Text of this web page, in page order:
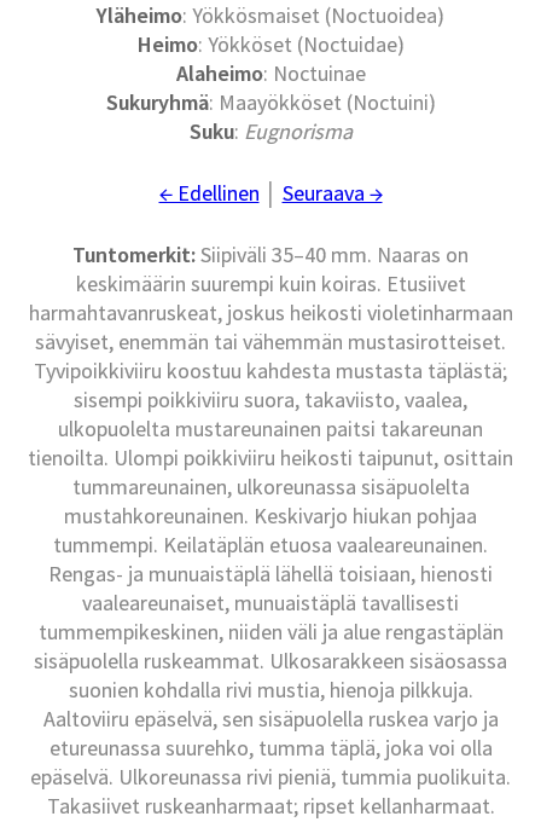
Yläheimo: Yökkösmaiset (Noctuoidea)
Heimo: Yökköset (Noctuidae)
Alaheimo: Noctuinae
Sukuryhmä: Maayökköset (Noctuini)
Suku: Eugnorisma
← Edellinen Seuraava →
Tuntomerkit:Siipiväli 35–40 mm. Naaras on
keskimäärin suurempi kuin koiras. Etusiivet
harmahtavanruskeat, joskus heikosti violetinharmaan
sävyiset, enemmän tai vähemmän mustasirotteiset.
Tyvipoikkiviiru koostuu kahdesta mustasta täplästä;
sisempi poikkiviiru suora, takaviisto, vaalea,
ulkopuolelta mustareunainen paitsi takareunan
tienoilta. Ulompi poikkiviiru heikosti taipunut, osittain
tummareunainen, ulkoreunassa sisäpuolelta
mustahkoreunainen. Keskivarjo hiukan pohjaa
tummempi. Keilatäplän etuosa vaaleareunainen.
Rengas- ja munuaistäplä lähellä toisiaan, hienosti
vaaleareunaiset, munuaistäplä tavallisesti
tummempikeskinen, niiden väli ja alue rengastäplän
sisäpuolella ruskeammat. Ulkosarakkeen sisäosassa
suonien kohdalla rivi mustia, hienoja pilkkuja.
Aaltoviiru epäselvä, sen sisäpuolella ruskea varjo ja
etureunassa suurehko, tumma täplä, joka voi olla
epäselvä. Ulkoreunassa rivi pieniä, tummia puolikuita.
Takasiivet ruskeanharmaat; ripset kellanharmaat.